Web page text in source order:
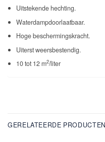
Uitstekende hechting.
Waterdampdoorlaatbaar.
Hoge beschermingskracht.
Uiterst weersbestendig.
10 tot 12 m2/liter
GERELATEERDE PRODUCTEN